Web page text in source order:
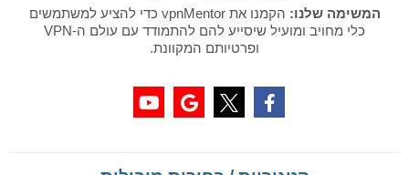
המשימה שלנו:
הקמנו את vpnMentor כדי להציע למשתמשים
כלי מחויב ומועיל שיסייע להם להתמודד עם עולם ה-VPN
ופרטיותם המקוונת.